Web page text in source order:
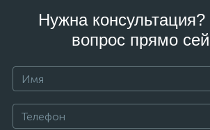
Нужна
вопрос прямо